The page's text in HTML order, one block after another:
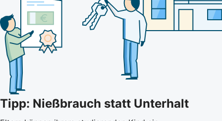
Tipp: Nießbrauch statt Unterhalt